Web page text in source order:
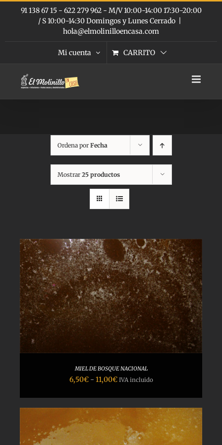
Saltar
91 138 67 15 - 622 279 962 - M/V 10:00-14:00 17:30-20:00
/ S 10:00-14:30 Domingos y Lunes Cerrado
hola@elmolinilloencasa.com
Mi cuenta CARRITO
Ordena por Fecha
Mostrar 25 productos
MIEL DE BOSQUE NACIONAL
6,50€ - 11,00€Rango
precios:
desde
6,50€
hasta
11,00€
IVA incluido